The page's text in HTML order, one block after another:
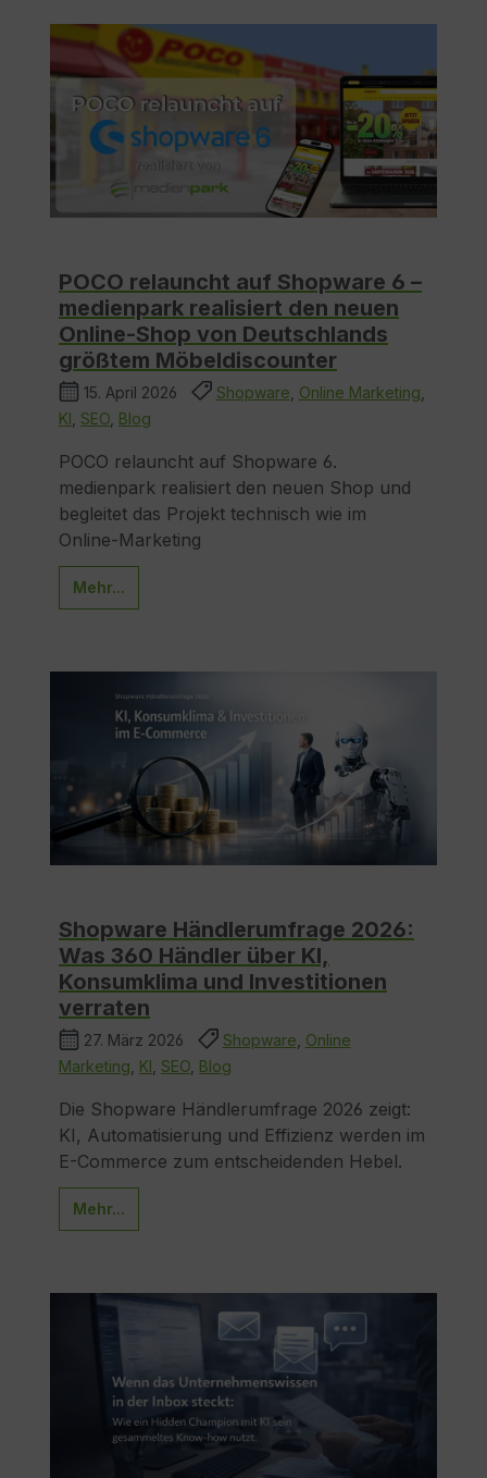
POCO relauncht auf Shopware 6 –
medienpark realisiert den neuen
Online-Shop von Deutschlands
größtem Möbeldiscounter
15. April 2026 Shopware Online Marketing
KI SEO Blog
POCO relauncht auf Shopware 6.
medienpark realisiert den neuen Shop und
begleitet das Projekt technisch wie im
Online-Marketing
Mehr...
Shopware Händlerumfrage 2026:
Was 360 Händler über KI,
Konsumklima und Investitionen
verraten
27. März 2026 Shopware Online
Marketing KI SEO Blog
Die Shopware Händlerumfrage 2026 zeigt:
KI, Automatisierung und Effizienz werden im
E-Commerce zum entscheidenden Hebel.
Mehr...